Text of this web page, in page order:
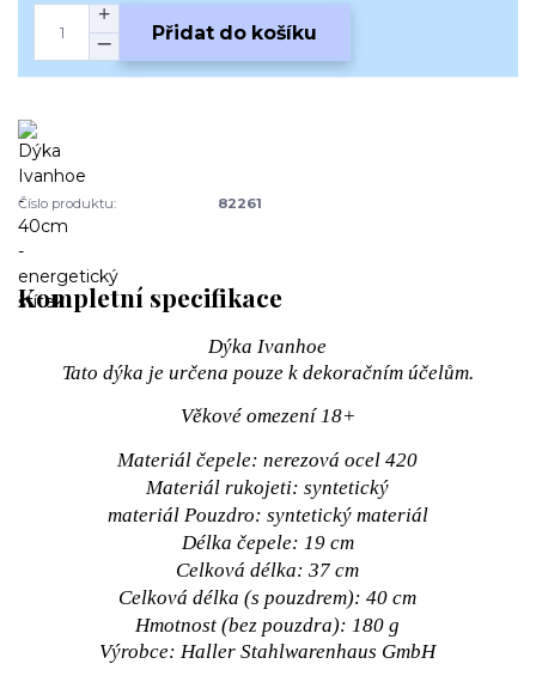
Přidat do košíku
Číslo produktu: 82261
Kompletní specifikace
Dýka Ivanhoe
Tato dýka je určena pouze k dekoračním účelům.
Věkové omezení 18+
Materiál čepele: nerezová ocel 420
Materiál rukojeti: syntetický
materiál Pouzdro: syntetický materiál
Délka čepele: 19 cm
Celková délka: 37 cm
Celková délka (s pouzdrem): 40 cm
Hmotnost (bez pouzdra): 180 g
Výrobce: Haller Stahlwarenhaus GmbH